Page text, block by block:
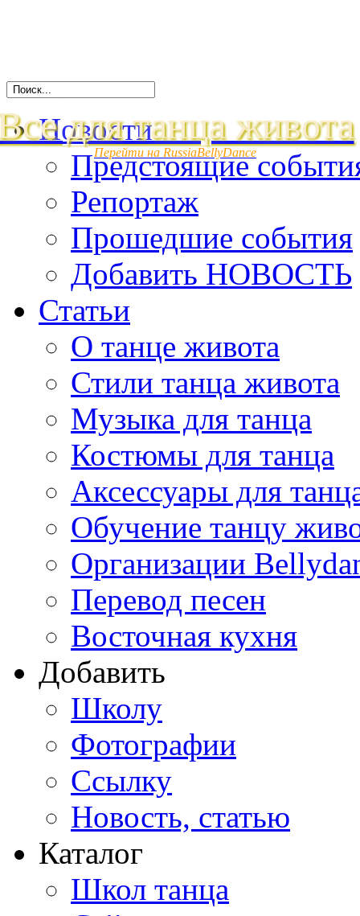
для танца живота
Перейти на RussiaBellyDance
Новости
Предстоящие
Репортаж
Прошедшие события
Добавить НОВОСТЬ
Статьи
О танце живота
Стили танца живота
Музыка для танца
Костюмы для танца
Аксессуары для
Обучение танцу
Организации
Перевод песен
Восточная кухня
Добавить
Школу
Фотографии
Ссылку
Новость, статью
Каталог
Школ танца